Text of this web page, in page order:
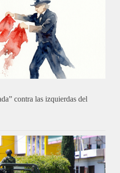
contra las izquierdas del